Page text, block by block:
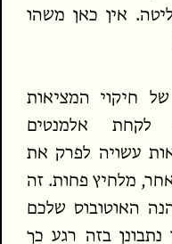
אין כאן משהו
חיקוי המציאות
לקחת אלמנטים
עשויה לפרק את
מלחיץ פחות. זה
האוטובוס שלכם
בזה רגע כך